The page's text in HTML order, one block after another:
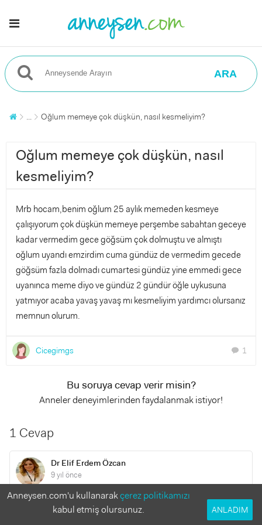
ARA
... Oğlum memeye çok düşkün, nasıl kesmeliyim?
Oğlum memeye çok düşkün, nasıl
kesmeliyim?
Mrb hocam,benim oğlum 25 aylık memeden kesmeye
çalışıyorum çok düşkün memeye perşembe sabahtan geceye
kadar vermedim gece göğsüm çok dolmuştu ve almıştı
oğlum uyandı emzirdim cuma gündüz de vermedim gecede
göğsüm fazla dolmadı cumartesi gündüz yine emmedi gece
uyanınca meme diyo ve gündüz 2 gündür öğle uykusuna
yatmıyor acaba yavaş yavaş mı kesmeliyim yardımcı olursanız
memnun olurum.
Cicegimgs chat 1
Bu soruya cevap verir misin?
Anneler deneyimlerinden faydalanmak istiyor!
1 Cevap
Dr Elif Erdem Özcan
9 yıl önce
merhaba geceleri bardakla süt içirip yatırıp artık memede
Anneysen.com'u kullanarakçerez politikamızı
kabul etmiş olursunuz.
ANLADIM